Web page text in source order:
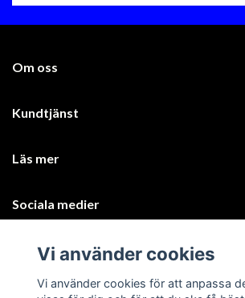
Om oss
Kundtjänst
Läs mer
Sociala medier
Vi använder cookies
Vi använder cookies för att anpassa